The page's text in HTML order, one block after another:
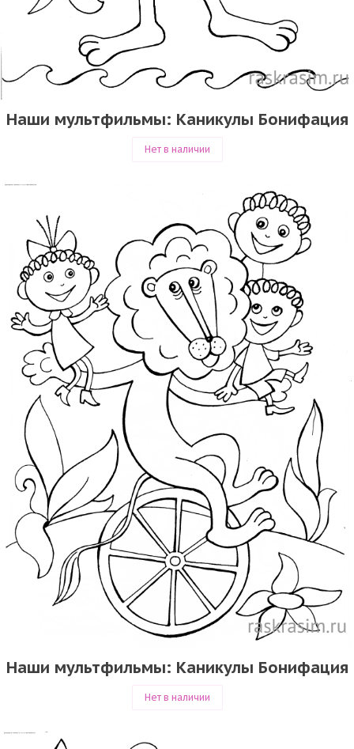
Наши мультфильмы: Каникулы Бонифация
Нет в наличии
Наши мультфильмы: Каникулы Бонифация
Нет в наличии